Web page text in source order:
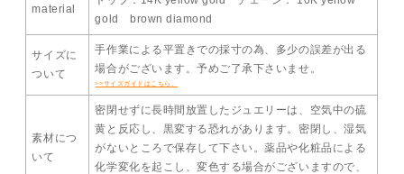
material
gold brown diamond
サイズに
ついて
手作業による平置きでの採寸の為、多少の誤差が出る
場合がございます。予めご了承下さいませ。
>>サイズガイドはこちら。
素材につ
いて
密閉せずに長時間放置したジュエリーは、空気中の硫
黄と反応し、黒変する恐れがあります。密閉し、湿気
がないところで保存して下さい。薬品や化粧品による
化学変化を起こし、変色する場合がございますので、